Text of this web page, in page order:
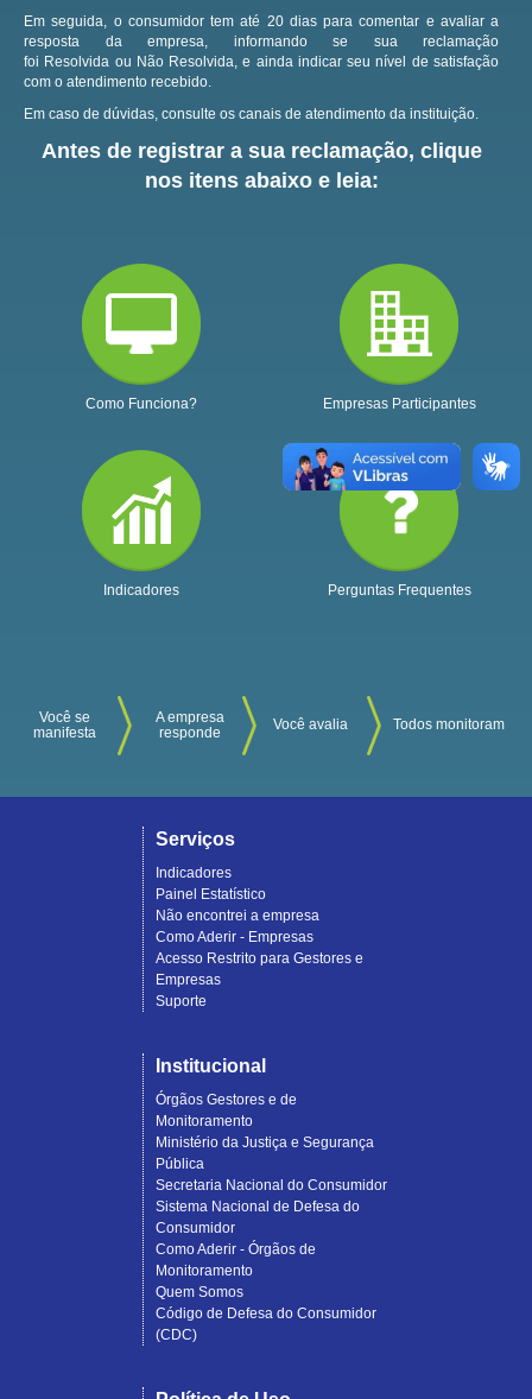
Em seguida, o consumidor tem até 20 dias para comentar e avaliar a
resposta da empresa, informando se sua reclamação
foi Resolvida ou Não Resolvida, e ainda indicar seu nível de satisfação
com o atendimento recebido.
Em caso de dúvidas, consulte os canais de atendimento da instituição.
Antes de registrar a sua reclamação, clique
nos itens abaixo e leia:
Como Funciona? Empresas Participantes
Indicadores Perguntas Frequentes
Você se
manifesta
A empresa
responde
Você avalia Todos monitoram
Serviços
Indicadores
Painel Estatístico
Não encontrei a empresa
Como Aderir - Empresas
Acesso Restrito para Gestores e
Empresas
Suporte
Institucional
Órgãos Gestores e de
Monitoramento
Ministério da Justiça e Segurança
Pública
Secretaria Nacional do Consumidor
Sistema Nacional de Defesa do
Consumidor
Como Aderir - Órgãos de
Monitoramento
Quem Somos
Código de Defesa do Consumidor
(CDC)